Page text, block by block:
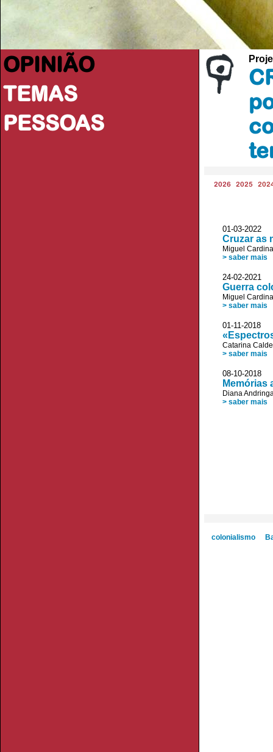
OPINIÃO
TEMAS
PESSOAS
2026 2025
01-03-2022
Cruzar as
Miguel Cardina
> saber mais
24-02-
Guerra
Miguel Cardina
> saber mais
01-11-2018
Catarina
> saber mais
08-10-2018
Memórias
Diana
> saber mais
colonialismo